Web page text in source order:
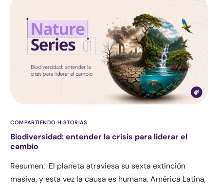
COMPARTIENDO HISTORIAS
Biodiversidad: entender la crisis para liderar el
cambio
Resumen: El planeta atraviesa su sexta extinción
masiva, y esta vez la causa es humana. América Latina,